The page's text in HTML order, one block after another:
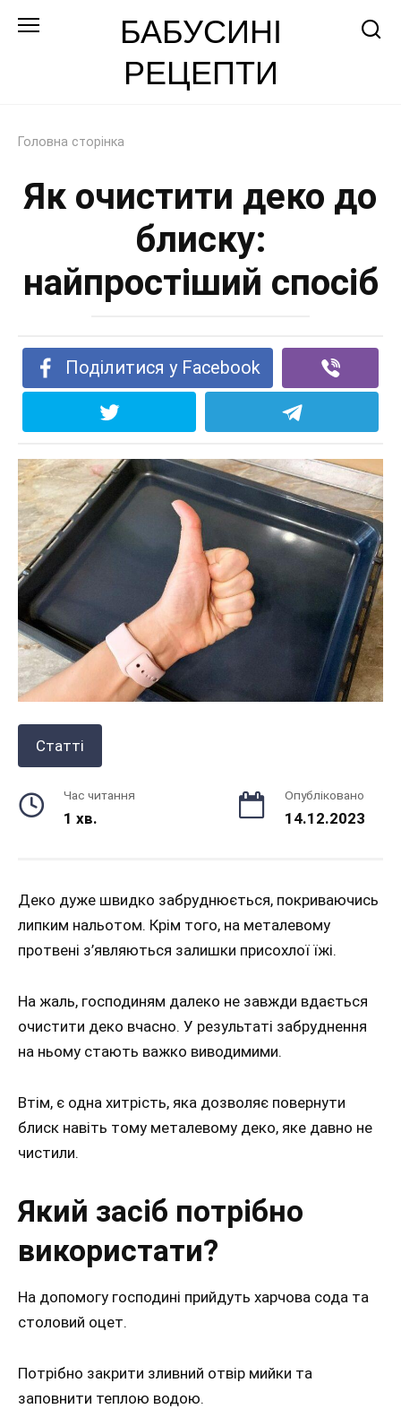
БАБУСИНІ
РЕЦЕПТИ
Головна сторінка
Як очистити деко до
блиску:
найпростіший спосіб
Поділитися у Facebook
Статті
Час читання
1 хв.
Опубліковано
14.12.2023
Деко дуже швидко забруднюється, покриваючись
липким нальотом. Крім того, на металевому
протвені з’являються залишки присохлої їжі.
На жаль, господиням далеко не завжди вдається
очистити деко вчасно. У результаті забруднення
на ньому стають важко виводимими.
Втім, є одна хитрість, яка дозволяє повернути
блиск навіть тому металевому деко, яке давно не
чистили.
Який засіб потрібно
використати?
На допомогу господині прийдуть харчова сода та
столовий оцет.
Потрібно закрити зливний отвір мийки та
заповнити теплою водою.